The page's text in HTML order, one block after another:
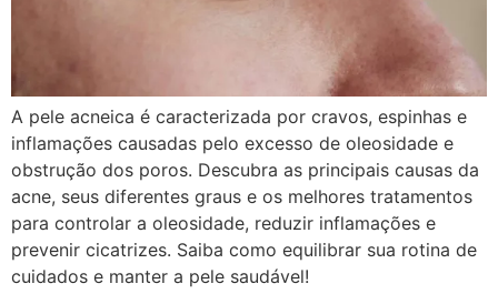
A pele acneica é caracterizada por cravos, espinhas e
inflamações causadas pelo excesso de oleosidade e
obstrução dos poros. Descubra as principais causas da
acne, seus diferentes graus e os melhores tratamentos
para controlar a oleosidade, reduzir inflamações e
prevenir cicatrizes. Saiba como equilibrar sua rotina de
cuidados e manter a pele saudável!